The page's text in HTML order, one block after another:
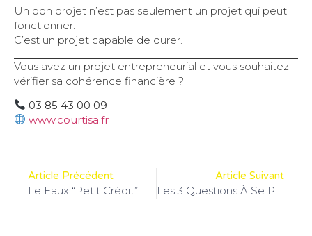
Un bon projet n’est pas seulement un projet qui peut
fonctionner.
C’est un projet capable de durer.
Vous avez un projet entrepreneurial et vous souhaitez
vérifier sa cohérence financière ?
03 85 43 00 09
www.courtisa.fr
Article Précédent
Le Faux “petit Crédit” Qui Change Tout Dans Un Dossier
Article Suivant
Les 3 Questions À Se Poser Avant De Faire Une Offre